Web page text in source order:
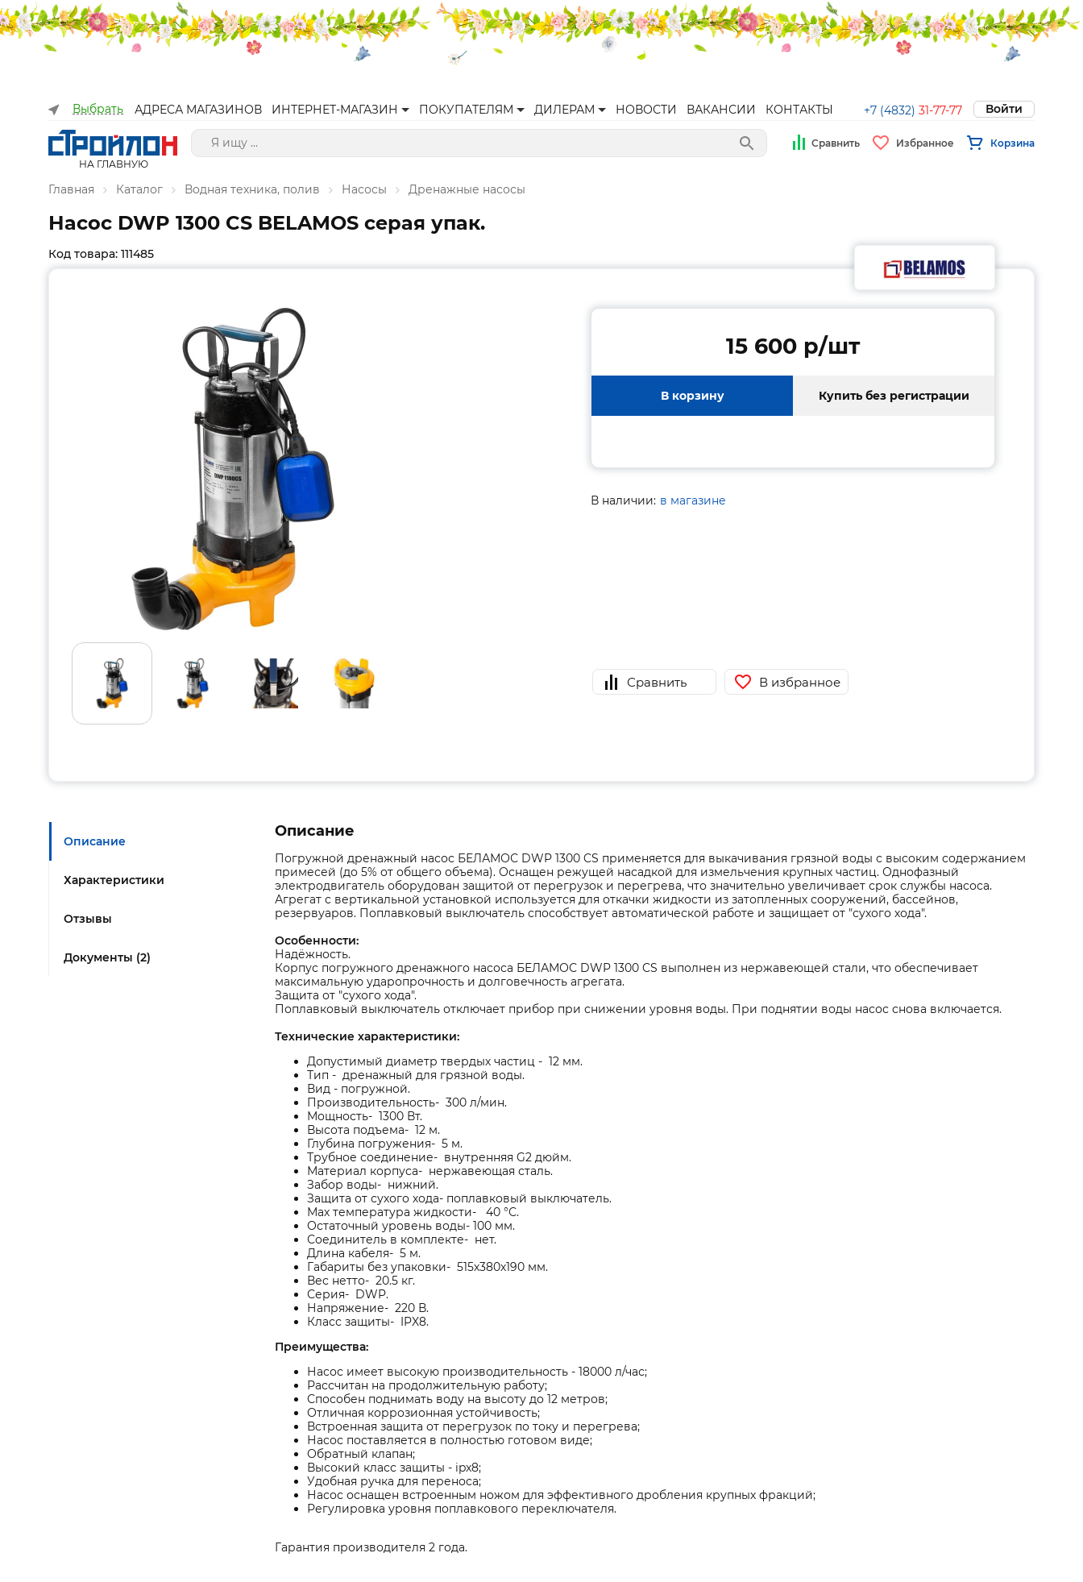
Выбрать АДРЕСА МАГАЗИНОВ ИНТЕРНЕТ-МАГАЗИН ПОКУПАТЕЛЯМ ДИЛЕРАМ НОВОСТИ ВАКАНСИИ КОНТАКТЫ +7 (4832) 31-77-77 Войти
НА ГЛАВНУЮ
Сравнить Избранное Корзина
Главная Каталог Водная техника, полив Насосы Дренажные насосы
Насос DWP 1300 CS BELAMOS серая упак.
Код товара: 111485
15 600 p/шт
В корзину Купить без регистрации
В наличии: в магазине
Сравнить В избранное
Описание
Характеристики
Отзывы
Документы (2)
Описание
Погружной дренажный насос БЕЛАМОС DWP 1300 CS применяется для выкачивания грязной воды с высоким содержанием
примесей (до 5% от общего объема). Оснащен режущей насадкой для измельчения крупных частиц. Однофазный
электродвигатель оборудован защитой от перегрузок и перегрева, что значительно увеличивает срок службы насоса.
Агрегат с вертикальной установкой используется для откачки жидкости из затопленных сооружений, бассейнов,
резервуаров. Поплавковый выключатель способствует автоматической работе и защищает от "сухого хода".
Особенности:
Надёжность.
Корпус погружного дренажного насоса БЕЛАМОС DWP 1300 CS выполнен из нержавеющей стали, что обеспечивает
максимальную ударопрочность и долговечность агрегата.
Защита от "сухого хода".
Поплавковый выключатель отключает прибор при снижении уровня воды. При поднятии воды насос снова включается.
Технические характеристики:
Допустимый диаметр твердых частиц - 12 мм.
Тип - дренажный для грязной воды.
Вид - погружной.
Производительность- 300 л/мин.
Мощность- 1300 Вт.
Высота подъема- 12 м.
Глубина погружения- 5 м.
Трубное соединение- внутренняя G2 дюйм.
Материал корпуса- нержавеющая сталь.
Забор воды- нижний.
Защита от сухого хода- поплавковый выключатель.
Мах температура жидкости- 40 °С.
Остаточный уровень воды- 100 мм.
Соединитель в комплекте- нет.
Длина кабеля- 5 м.
Габариты без упаковки- 515х380х190 мм.
Вес нетто- 20.5 кг.
Серия- DWP.
Напряжение- 220 В.
Класс защиты- IPX8.
Преимущества:
Насос имеет высокую производительность - 18000 л/час;
Рассчитан на продолжительную работу;
Способен поднимать воду на высоту до 12 метров;
Отличная коррозионная устойчивость;
Встроенная защита от перегрузок по току и перегрева;
Насос поставляется в полностью готовом виде;
Обратный клапан;
Высокий класс защиты - ipx8;
Удобная ручка для переноса;
Насос оснащен встроенным ножом для эффективного дробления крупных фракций;
Регулировка уровня поплавкового переключателя.
Гарантия производителя 2 года.